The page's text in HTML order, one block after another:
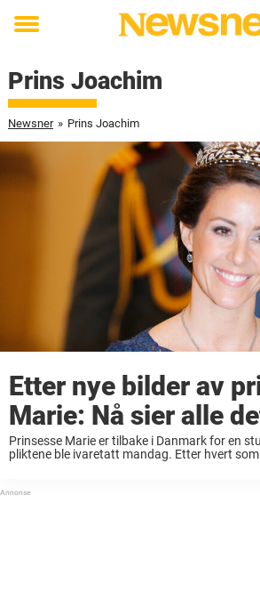
Toggle
Prins Joachim
Newsner » Prins Joachim
Etter nye bilder av
Marie: Nå sier alle
Prinsesse Marie er tilbake i Danmark for en
pliktene ble ivaretatt mandag. Etter hvert